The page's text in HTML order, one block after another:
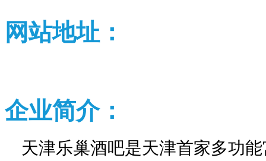
网站地址：
企业简介：
天津乐巢酒吧是天津首家多功